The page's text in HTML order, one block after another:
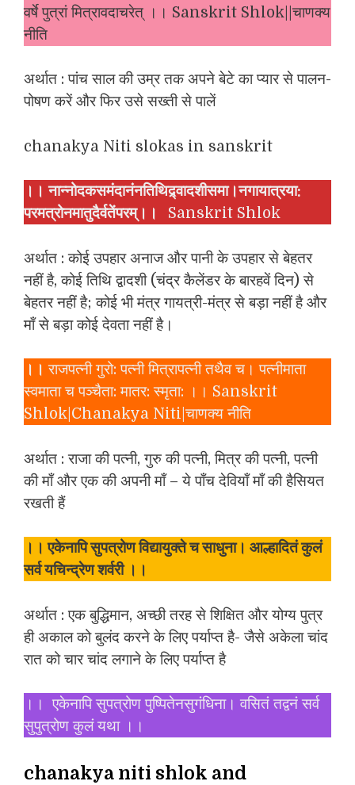
वर्षे पुत्रां मित्रावदाचरेत् ।। Sanskrit Shlok||चाणक्य
नीति
अर्थात : पांच साल की उम्र तक अपने बेटे का प्यार से पालन-
पोषण करें और फिर उसे सख्ती से पालें
chanakya Niti slokas in sanskrit
।। नान्नोदकसमंदानंनतिथिद्र्वादशीसमा।नगायात्रया:
परमत्रोनमातुदैर्वतेंपरम्।।
Sanskrit Shlok
अर्थात : कोई उपहार अनाज और पानी के उपहार से बेहतर
नहीं है, कोई तिथि द्वादशी (चंद्र कैलेंडर के बारहवें दिन) से
बेहतर नहीं है; कोई भी मंत्र गायत्री-मंत्र से बड़ा नहीं है और
माँ से बड़ा कोई देवता नहीं है।
।। राजपत्नी गुरो: पत्नी मित्रापत्नी तथैव च। पत्नीमाता
स्वमाता च पञ्चैता: मातर: स्मृता: ।। Sanskrit
Shlok|Chanakya Niti|चाणक्य नीति
अर्थात : राजा की पत्नी, गुरु की पत्नी, मित्र की पत्नी, पत्नी
की माँ और एक की अपनी माँ – ये पाँच देवियाँ माँ की हैसियत
रखती हैं
।।एकेनापि सुपत्रोण विद्यायुक्ते च साधुना। आल्हादितं कुलं
सर्व यचिन्द्रेण शर्वरी ।।
अर्थात : एक बुद्धिमान, अच्छी तरह से शिक्षित और योग्य पुत्र
ही अकाल को बुलंद करने के लिए पर्याप्त है- जैसे अकेला चांद
रात को चार चांद लगाने के लिए पर्याप्त है
।। एकेनापि सुपत्रोण पुष्पितेनसुगंधिना। वसितं तद्वनं सर्व
सुपुत्रोण कुलं यथा ।।
chanakya niti shlok and